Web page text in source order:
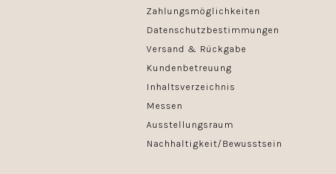
Zahlungsmöglichkeiten
Datenschutzbestimmungen
Versand & Rückgabe
Kundenbetreuung
Inhaltsverzeichnis
Messen
Ausstellungsraum
Nachhaltigkeit/Bewusstsein